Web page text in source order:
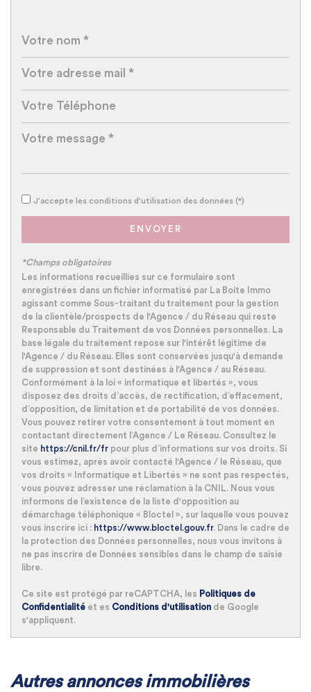
Gare ferroviaire
Mairie
Statistiques
Habitants de 25 à 55 ans
Habitants de plus de 55 ans 22,48 %
Nombre d'enfants par famille 1,22
Familles sans enfant 37,43 %
Familles avec 1 ou 2 enfants 33,16 %
Maisons 33,58 %
Appartements 66,42 %
Familles avec 3 enfants 9,97 %
J'accepte les conditions d'utilisation des données (*)
ENVOYER
*Champs obligatoires
Les informations recueillies sur ce formulaire sont
enregistrées dans un fichier informatisé par La Boite Immo
agissant comme Sous-traitant du traitement pour la gestion
de la clientèle/prospects de l'Agence / du Réseau qui reste
Responsable du Traitement de vos Données personnelles. La
base légale du traitement repose sur l'intérêt légitime de
l'Agence / du Réseau. Elles sont conservées jusqu'à demande
de suppression et sont destinées à l'Agence / au Réseau.
Conformément à la loi « informatique et libertés », vous
disposez des droits d’accès, de rectification, d’effacement,
d’opposition, de limitation et de portabilité de vos données.
Vous pouvez retirer votre consentement à tout moment en
contactant directement l’Agence / Le Réseau. Consultez le
site https://cnil.fr/fr pour plus d’informations sur vos droits. Si
vous estimez, après avoir contacté l'Agence / le Réseau, que
vos droits « Informatique et Libertés » ne sont pas respectés,
vous pouvez adresser une réclamation à la CNIL. Nous vous
informons de l’existence de la liste d'opposition au
démarchage téléphonique « Bloctel », sur laquelle vous pouvez
vous inscrire ici : https://www.bloctel.gouv.fr. Dans le cadre de
la protection des Données personnelles, nous vous invitons à
ne pas inscrire de Données sensibles dans le champ de saisie
libre.
Ce site est protégé par reCAPTCHA, les Politiques de
Confidentialité et es Conditions d'utilisation de Google
s'appliquent.
autres annonces immobilières